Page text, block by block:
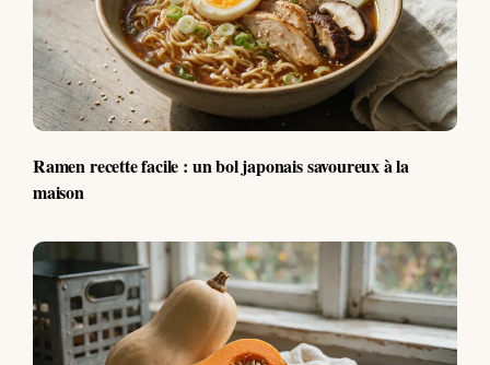
Ramen recette facile : un bol japonais savoureux à la
maison